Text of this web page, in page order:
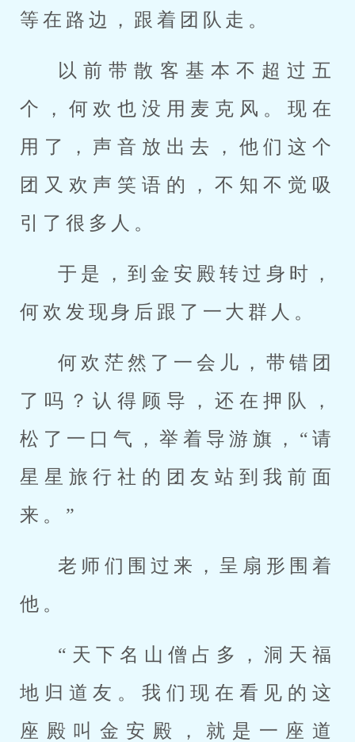
等在路边，跟着团队走。
以前带散客基本不超过五
个，何欢也没用麦克风。现在
用了，声音放出去，他们这个
团又欢声笑语的，不知不觉吸
引了很多人。
于是，到金安殿转过身时，
何欢发现身后跟了一大群人。
何欢茫然了一会儿，带错团
了吗？认得顾导，还在押队，
松了一口气，举着导游旗，“请
星星旅行社的团友站到我前面
来。”
老师们围过来，呈扇形围着
他。
“天下名山僧占多，洞天福
地归道友。我们现在看见的这
座殿叫金安殿，就是一座道